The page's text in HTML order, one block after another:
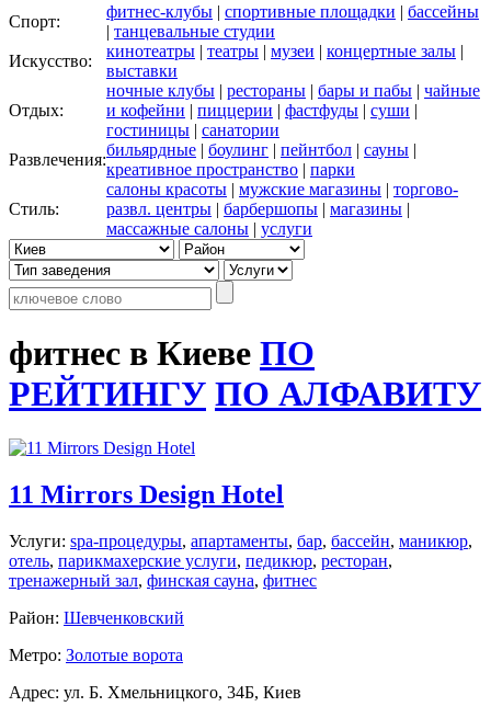
Спорт:
фитнес-клубы | спортивные площадки | бассейны
| танцевальные студии
Искусство:
кинотеатры | театры | музеи | концертные залы |
выставки
Отдых:
ночные клубы | рестораны | бары и пабы | чайные
и кофейни | пиццерии | фастфуды | суши |
гостиницы | санатории
Развлечения:
бильярдные | боулинг | пейнтбол | сауны |
креативное пространство | парки
Стиль:
салоны красоты | мужские магазины | торгово-
развл. центры | барбершопы | магазины |
массажные салоны | услуги
фитнес в Киеве ПО
РЕЙТИНГУ ПО АЛФАВИТУ
11 Mirrors Design Hotel
Услуги: spa-процедуры, апартаменты, бар, бассейн, маникюр,
отель, парикмахерские услуги, педикюр, ресторан,
тренажерный зал, финская сауна, фитнес
Район: Шевченковский
Метро: Золотые ворота
Адрес: ул. Б. Хмельницкого, 34Б, Киев